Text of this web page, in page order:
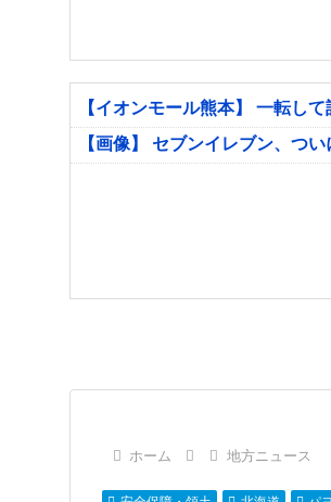
【イオンモール熊本】 一転し
【画像】 セブンイレブン、つ
ホーム 地方ニュース